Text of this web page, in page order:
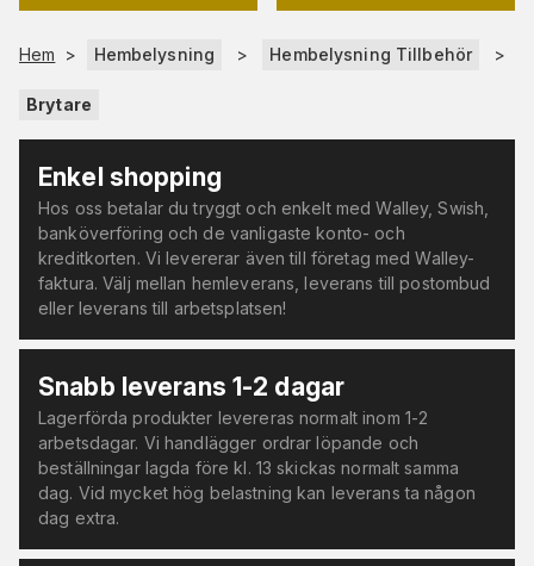
Hem > Hembelysning > Hembelysning Tillbehör >
Brytare
Enkel shopping
Hos oss betalar du tryggt och enkelt med Walley, Swish,
banköverföring och de vanligaste konto- och
kreditkorten. Vi levererar även till företag med Walley-
faktura. Välj mellan hemleverans, leverans till postombud
eller leverans till arbetsplatsen!
Snabb leverans 1-2 dagar
Lagerförda produkter levereras normalt inom 1-2
arbetsdagar. Vi handlägger ordrar löpande och
beställningar lagda före kl. 13 skickas normalt samma
dag. Vid mycket hög belastning kan leverans ta någon
dag extra.